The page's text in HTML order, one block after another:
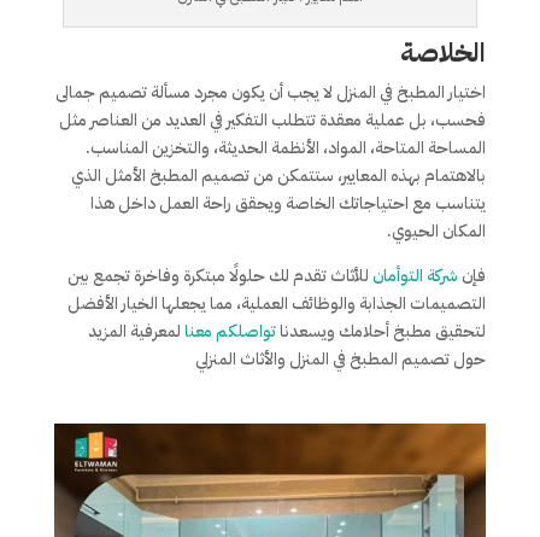
الخلاصة
اختيار المطبخ في المنزل لا يجب أن يكون مجرد مسألة تصميم جمالى
فحسب، بل عملية معقدة تتطلب التفكير في العديد من العناصر مثل
المساحة المتاحة، المواد، الأنظمة الحديثة، والتخزين المناسب.
بالاهتمام بهذه المعايير، ستتمكن من تصميم المطبخ الأمثل الذي
يتناسب مع احتياجاتك الخاصة ويحقق راحة العمل داخل هذا
المكان الحيوي.
فإن شركة التوأمانللأثاث تقدم لك حلولًا مبتكرة وفاخرة تجمع بين
التصميمات الجذابة والوظائف العملية، مما يجعلها الخيار الأفضل
لتحقيق مطبخ أحلامك ويسعدناتواصلكم معنالمعرفية المزيد
حول تصميم المطبخ في المنزل والأثاث المنزلي